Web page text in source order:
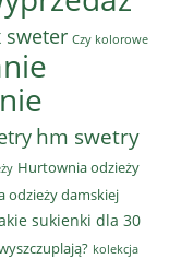
sweter Czy kolorowe
hm swetry
Hurtownia odzieży
damskiej
sukienki dla 30
kolekcja